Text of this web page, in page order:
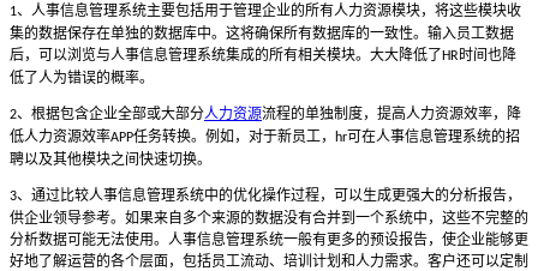
1、人事信息管理系统主要包括用于管理企业的所有人力资源模块，将这些模块收
集的数据保存在单独的数据库中。这将确保所有数据库的一致性。输入员工数据
后，可以浏览与人事信息管理系统集成的所有相关模块。大大降低了 HR时间也降
低了人为错误的概率。
2、根据包含企业全部或大部分人力资源流程的单独制度，提高人力资源效率，降
低人力资源效率APP任务转换。例如，对于新员工， hr可在人事信息管理系统的招
聘以及其他模块之间快速切换。
3、通过比较人事信息管理系统中的优化操作过程，可以生成更强大的分析报告，
供企业领导参考。如果来自多个来源的数据没有合并到一个系统中，这些不完整的
分析数据可能无法使用。人事信息管理系统一般有更多的预设报告，使企业能够更
好地了解运营的各个层面，包括员工流动、培训计划和人力需求。客户还可以定制